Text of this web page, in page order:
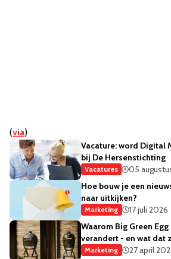
(via)
Vacature: word Digital
bij De Hersenstichting
Vacatures
05
Hoe bouw je een
naar uitkijken?
Marketing
17 juli 2026
Waarom Big Green
verandert - en wat dat
merkstrategie
Marketing
27 april